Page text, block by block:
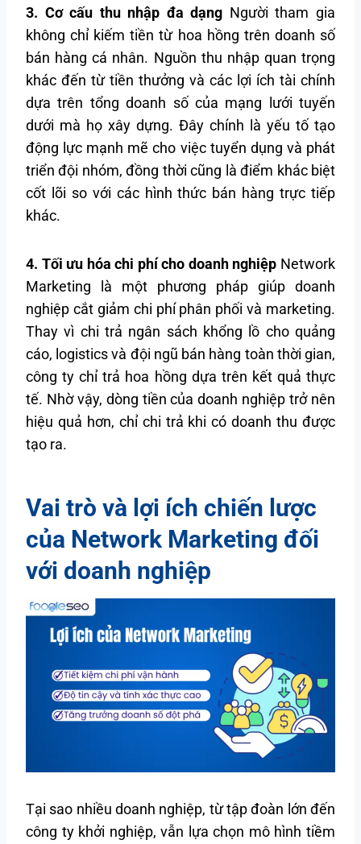
3. Cơ cấu thu nhập đa dạng Người tham gia
không chỉ kiếm tiền từ hoa hồng trên doanh số
bán hàng cá nhân. Nguồn thu nhập quan trọng
khác đến từ tiền thưởng và các lợi ích tài chính
dựa trên tổng doanh số của mạng lưới tuyến
dưới mà họ xây dựng. Đây chính là yếu tố tạo
động lực mạnh mẽ cho việc tuyển dụng và phát
triển đội nhóm, đồng thời cũng là điểm khác biệt
cốt lõi so với các hình thức bán hàng trực tiếp
khác.
4. Tối ưu hóa chi phí cho doanh nghiệp Network
Marketing là một phương pháp giúp doanh
nghiệp cắt giảm chi phí phân phối và marketing.
Thay vì chi trả ngân sách khổng lồ cho quảng
cáo, logistics và đội ngũ bán hàng toàn thời gian,
công ty chỉ trả hoa hồng dựa trên kết quả thực
tế. Nhờ vậy, dòng tiền của doanh nghiệp trở nên
hiệu quả hơn, chỉ chi trả khi có doanh thu được
tạo ra.
Vai trò và lợi ích chiến lược
của Network Marketing đối
với doanh nghiệp
Tại sao nhiều doanh nghiệp, từ tập đoàn lớn đến
công ty khởi nghiệp, vẫn lựa chọn mô hình tiềm